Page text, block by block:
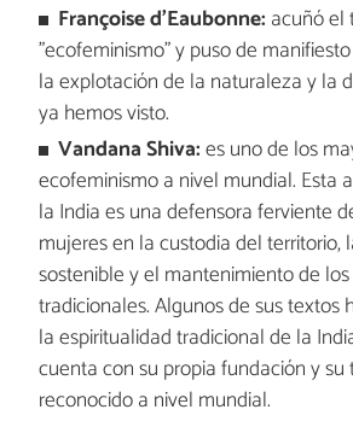
Françoise d'Eaubonne: acuñó el
"ecofeminismo" y puso de
la explotación de la naturaleza y la
ya hemos visto.
Vandana Shiva:es uno de los
ecofeminismo a nivel mundial. Esta
la India es una defensora ferviente
mujeres en la custodia del territorio,
sostenible y el mantenimiento de
tradicionales. Algunos de sus textos
la espiritualidad tradicional de la
cuenta con su propia fundación y su
reconocido a nivel mundial.